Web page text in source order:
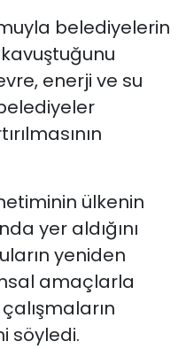
belediyelerin
enerji ve su
ülkenin
yer aldığını
yeniden
amaçlarla
söyledi.